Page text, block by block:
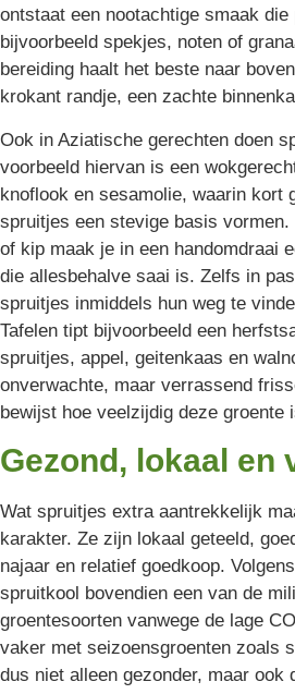
ontstaat een nootachtige smaak
bijvoorbeeld spekjes, noten of
bereiding haalt het beste naar
krokant randje, een zachte
Ook in Aziatische gerechten doen
voorbeeld hiervan is een
knoflook en sesamolie, waarin kort
spruitjes een stevige basis
of kip maak je in een handomdraai
die allesbehalve saai is. Zelfs in
spruitjes inmiddels hun weg te
Tafelen tipt bijvoorbeeld een
spruitjes, appel, geitenkaas en
onverwachte, maar verrassend
bewijst hoe veelzijdig deze groente
Gezond, lokaal en
Wat spruitjes extra aantrekkelijk
karakter. Ze zijn lokaal geteeld,
najaar en relatief goedkoop.
spruitkool bovendien een van de
groentesoorten vanwege de lage
vaker met seizoensgroenten zoals
dus niet alleen gezonder, maar ook